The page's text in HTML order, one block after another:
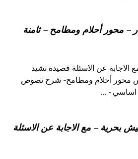
– محور أحلام ومطامح – ثامنة
عن الاسئلة قصيدة نشيد
5 الخامس محور أحلام ومطامح- شرح نصوص
بحرية – مع الاجابة عن الاسئلة